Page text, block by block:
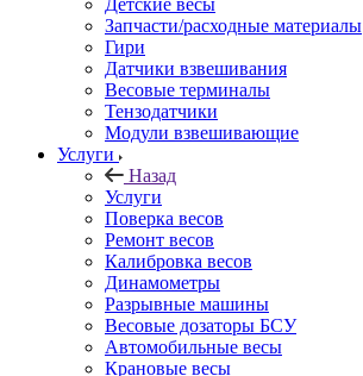
Детские весы
Запчасти/расходные материалы
Гири
Датчики взвешивания
Весовые терминалы
Тензодатчики
Модули взвешивающие
Услуги
Назад
Услуги
Поверка весов
Ремонт весов
Калибровка весов
Динамометры
Разрывные машины
Весовые дозаторы БСУ
Автомобильные весы
Крановые весы